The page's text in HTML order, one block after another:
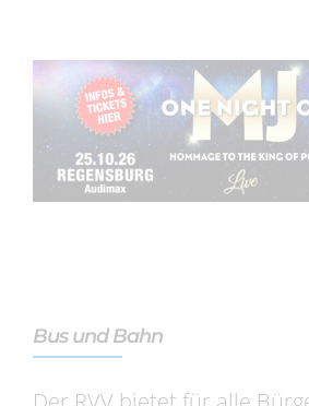
Bus und Bahn